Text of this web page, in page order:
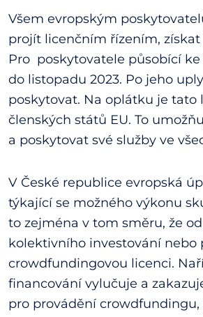
Všem evropským
projít licenčním řízením,
Pro poskytovatele působící
do listopadu 2023. Po jeho
poskytovat. Na oplátku je
členských států EU. To
a poskytovat své služby ve
V České republice evropská
týkající se možného výkonu
to zejména v tom směru, že
kolektivního investování
crowdfundingovou licenci.
financování vylučuje a
pro provádění